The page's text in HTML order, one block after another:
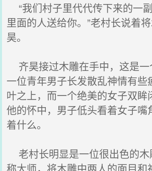
“我们村子里代代传下来的一
里面的人送给你。”老村长说着
昊。
齐昊接过木雕在手中，这是一
一位青年男子长发散乱神情有些
叶之上，而一个绝美的女子双眸
他的怀中，男子低头看着女子嘴
着什么。
老村长明显是一位很出色的木